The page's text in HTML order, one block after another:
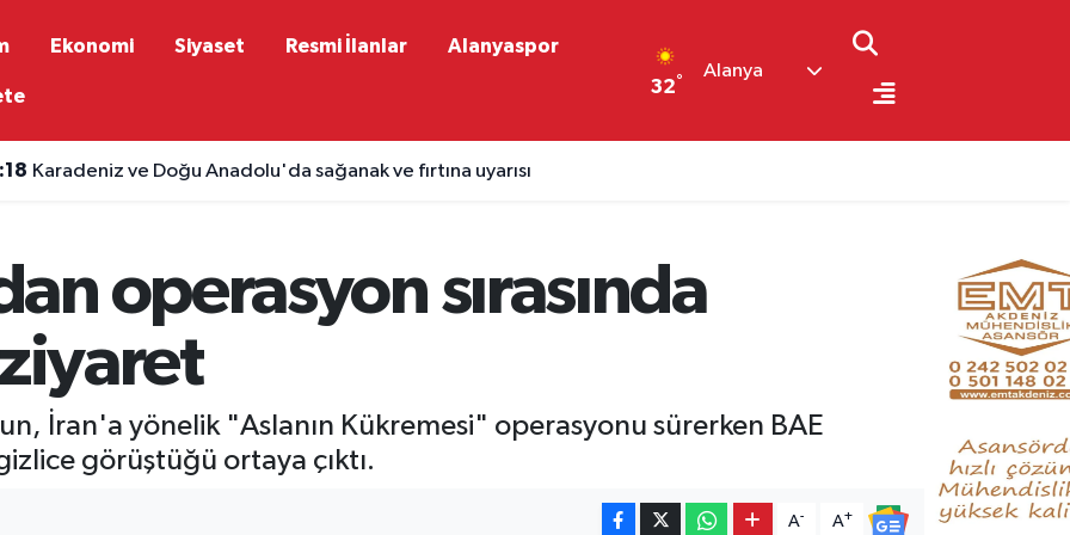
Ekonomi Siyaset Resmi İlanlar Alanyaspor
32°
Alanya
Karadeniz ve Doğu Anadolu'da sağanak ve fırtına uyarısı
operasyon sırasında
İran'a yönelik "Aslanın Kükremesi" operasyonu sürerken BAE
görüştüğü ortaya çıktı.
A- A+